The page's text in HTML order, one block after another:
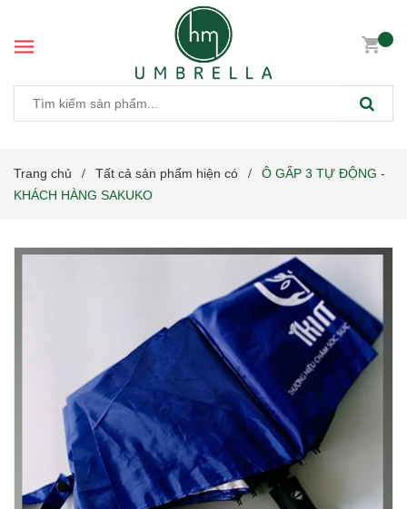
Trang chủ / Tất cả sản phẩm hiện có /
Ô GẤP 3 TỰ ĐỘNG -
KHÁCH HÀNG SAKUKO